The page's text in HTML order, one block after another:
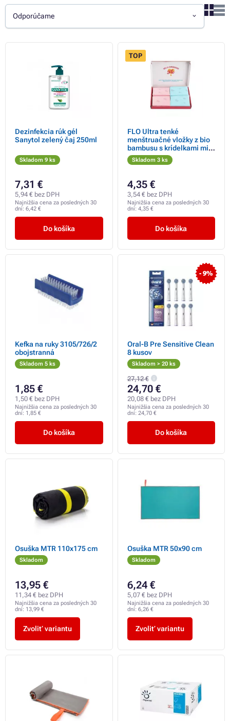
Odporúčame
Dezinfekcia rúk gél
Sanytol zelený čaj 250ml
Skladom 9 ks
7,31 €
5,94 € bez DPH
Najnižšia cena za posledných 30
dní: 6,42 €
Do košíka
TOP
FLO Ultra tenké
menštruačné vložky z bio
bambusu s krídelkami mix
10 ks denných a 5 ks
nočných
Skladom 3 ks
4,35 €
3,54 € bez DPH
Najnižšia cena za posledných 30
dní: 4,35 €
Do košíka
Kefka na ruky 3105/726/2
obojstranná
Skladom 5 ks
1,85 €
1,50 € bez DPH
Najnižšia cena za posledných 30
dní: 1,85 €
Do košíka
- 9%
Oral-B Pre Sensitive Clean
8 kusov
Skladom > 20 ks
27,12 €
24,70 €
20,08 € bez DPH
Najnižšia cena za posledných 30
dní: 24,70 €
Do košíka
Osuška MTR 110x175 cm
Skladom
13,95 €
11,34 € bez DPH
Najnižšia cena za posledných 30
dní: 13,99 €
Zvoliť variantu
Osuška MTR 50x90 cm
Skladom
6,24 €
5,07 € bez DPH
Najnižšia cena za posledných 30
dní: 6,26 €
Zvoliť variantu